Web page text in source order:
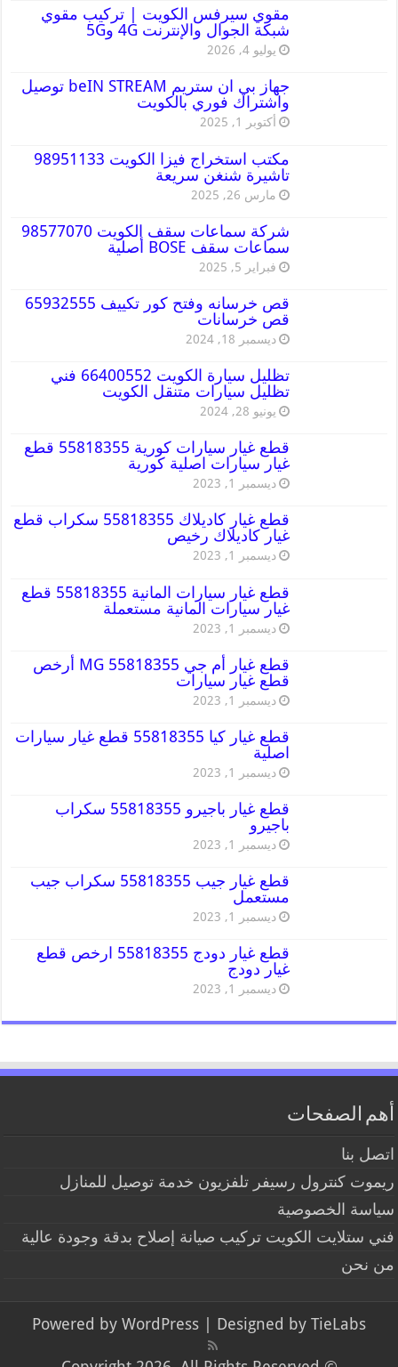
مقوي سيرفس الكويت | تركيب مقوي
شبكة الجوال والإنترنت 4G و5G
يوليو 4, 2026
جهاز بي ان ستريم beIN STREAM توصيل
واشتراك فوري بالكويت
أكتوبر 1, 2025
مكتب استخراج فيزا الكويت 98951133
تاشيرة شنغن سريعة
مارس 26, 2025
شركة سماعات سقف الكويت 98577070
سماعات سقف BOSE أصلية
فبراير 5, 2025
قص خرسانه وفتح كور تكييف 65932555
قص خرسانات
ديسمبر 18, 2024
تظليل سيارة الكويت 66400552 فني
تظليل سيارات متنقل الكويت
يونيو 28, 2024
قطع غيار سيارات كورية 55818355 قطع
غيار سيارات اصلية كورية
ديسمبر 1, 2023
قطع غيار كاديلاك 55818355 سكراب قطع
غيار كاديلاك رخيص
ديسمبر 1, 2023
قطع غيار سيارات المانية 55818355 قطع
غيار سيارات المانية مستعملة
ديسمبر 1, 2023
قطع غيار أم جي MG 55818355 أرخص
قطع غيار سيارات
ديسمبر 1, 2023
قطع غيار كيا 55818355 قطع غيار سيارات
اصلية
ديسمبر 1, 2023
قطع غيار باجيرو 55818355 سكراب
باجيرو
ديسمبر 1, 2023
قطع غيار جيب 55818355 سكراب جيب
مستعمل
ديسمبر 1, 2023
قطع غيار دودج 55818355 ارخص قطع
غيار دودج
ديسمبر 1, 2023
أهم الصفحات
اتصل بنا
ريموت كنترول رسيفر تلفزيون خدمة توصيل للمنازل
سياسة الخصوصية
فني ستلايت الكويت تركيب صيانة إصلاح بدقة وجودة عالية
من نحن
Powered by WordPress | Designed by TieLabs